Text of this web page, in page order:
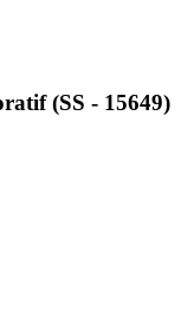
(SS - 15649)